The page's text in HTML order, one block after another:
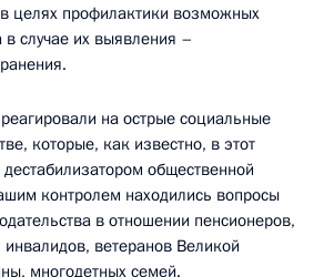
целях профилактики возможных
случае их выявления –
на острые социальные
которые, как известно, в этот
дестабилизатором общественной
контролем находились вопросы
в отношении пенсионеров,
инвалидов, ветеранов Великой
многодетных семей.